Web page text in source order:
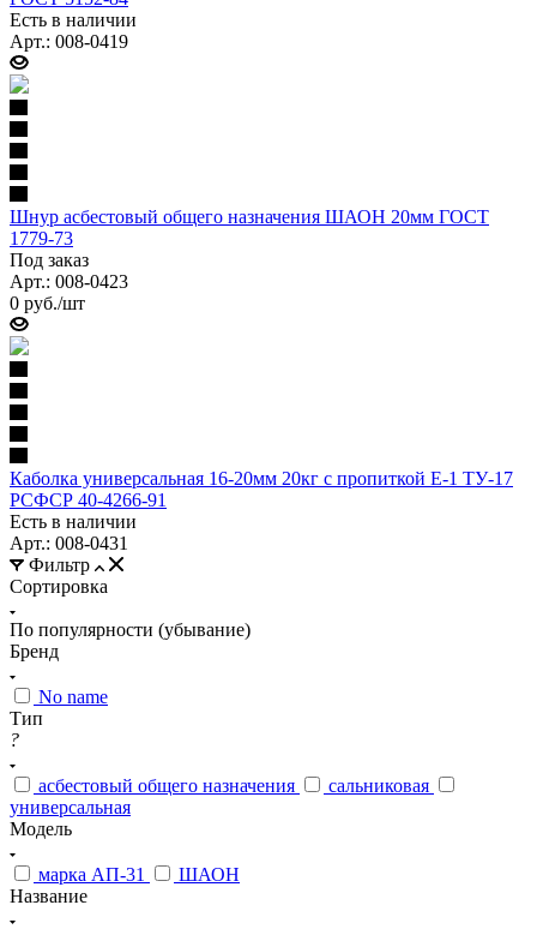
Есть в наличии
Арт.: 008-0419
Шнур асбестовый общего назначения ШАОН 20мм ГОСТ
1779-73
Под заказ
Арт.: 008-0423
0 руб./шт
Каболка универсальная 16-20мм 20кг с пропиткой Е-1 ТУ-17
РСФСР 40-4266-91
Есть в наличии
Арт.: 008-0431
Фильтр
Сортировка
По популярности (убывание)
Бренд
No name
Тип
?
асбестовый общего назначения
сальниковая
универсальная
Модель
марка АП-31
ШАОН
Название